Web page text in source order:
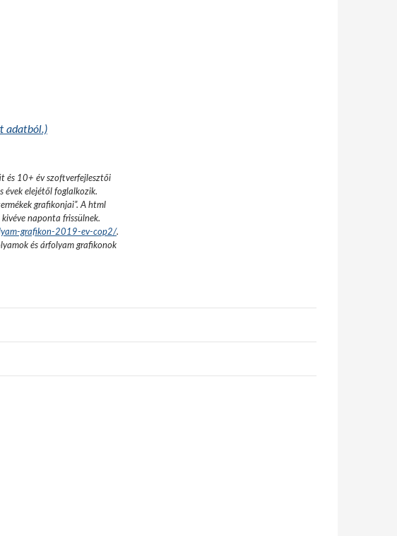
adatból.)
és 10+ év szoftverfejlesztői
elejétől foglalkozik.
grafikonjai”.A html
naponta frissülnek.
grafikon-2019-ev-cop2/.
és árfolyam grafikonok